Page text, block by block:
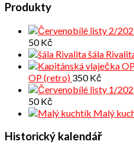
Produkty
50Kč
šála
OP (retro) 350Kč
50Kč
Malý
Historický kalendář